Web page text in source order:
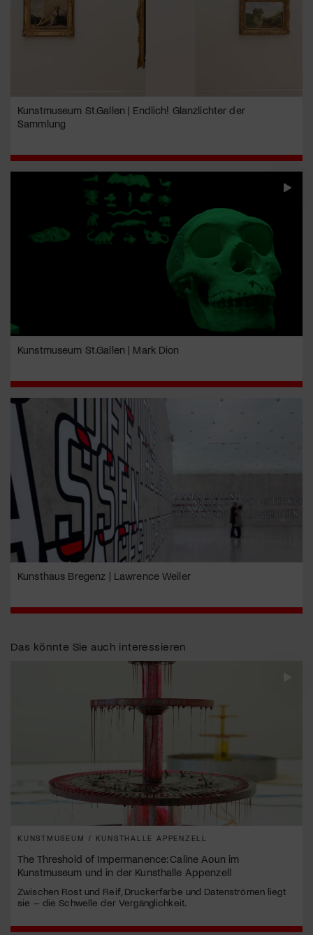
Kunstmuseum St.Gallen | Endlich! Glanzlichter der
Sammlung
Kunstmuseum St.Gallen | Mark Dion
Kunsthaus Bregenz | Lawrence Weiler
Das könnte Sie auch interessieren
KUNSTMUSEUM / KUNSTHALLE APPENZELL
The Threshold of Impermanence: Caline Aoun im
Kunstmuseum und in der Kunsthalle Appenzell
Zwischen Rost und Reif, Druckerfarbe und Datenströmen liegt
sie – die Schwelle der Vergänglichkeit.